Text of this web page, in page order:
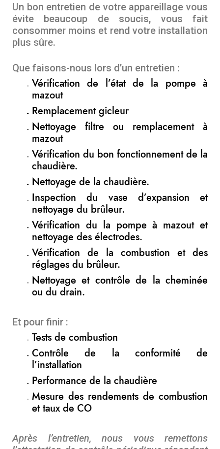
Un bon entretien de votre appareillage vous
évite beaucoup de soucis, vous fait
consommer moins et rend votre installation
plus sûre.
Que faisons-nous lors d’un entretien :
Vérification de l’état de la pompe à
mazout
Remplacement gicleur
Nettoyage filtre ou remplacement à
mazout
Vérification du bon fonctionnement de la
chaudière.
Nettoyage de la chaudière.
Inspection du vase d’expansion et
nettoyage du brûleur.
Vérification du la pompe à mazout et
nettoyage des électrodes.
Vérification de la combustion et des
réglages du brûleur.
Nettoyage et contrôle de la cheminée
ou du drain.
Et pour finir :
Tests de combustion
Contrôle de la conformité de
l’installation
Performance de la chaudière
Mesure des rendements de combustion
et taux de CO
Après l’entretien, nous vous remettons